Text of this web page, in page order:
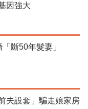
因強大
「斷50年髮妻」
夫設套」騙走娘家房